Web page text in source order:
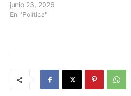
junio 23, 2026
En "Política"